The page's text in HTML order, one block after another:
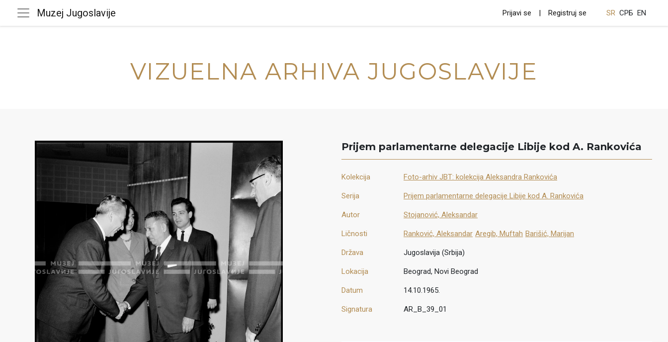
Muzej Jugoslavije Prijavi se Registruj se SR СРБ EN
VIZUELNA ARHIVA JUGOSLAVIJE
Prijem parlamentarne delegacije Libije kod A. Rankovića
Kolekcija Foto-arhiv JBT: kolekcija Aleksandra Rankovića
Serija Prijem parlamentarne delegacije Libije kod A. Rankovića
Autor Stojanović, Aleksandar
Ličnosti Ranković, Aleksandar Aregib, Muftah Barišić, Marijan
Država Jugoslavija (Srbija)
Lokacija Beograd, Novi Beograd
Datum 14.10.1965.
Signatura AR_B_39_01